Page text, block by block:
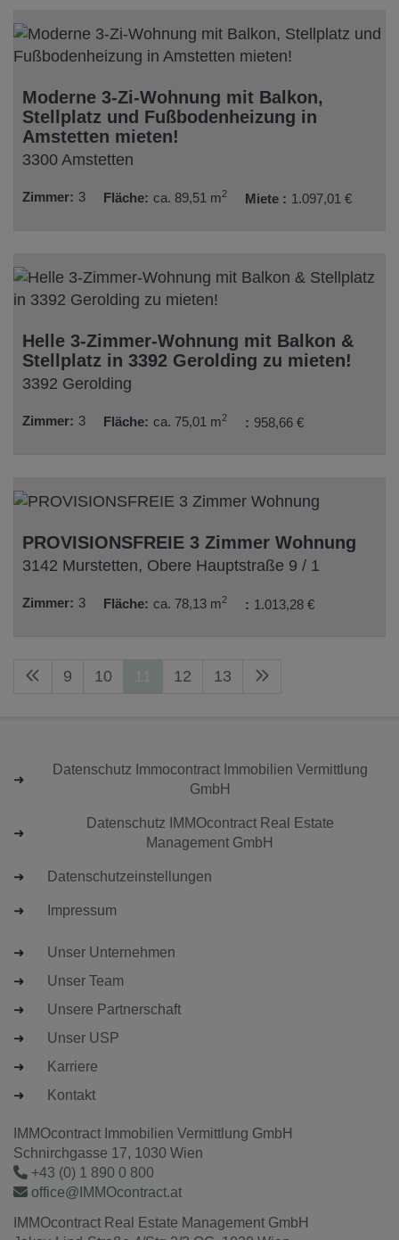
Moderne 3-Zi-Wohnung mit Balkon,
Stellplatz und Fußbodenheizung in
Amstetten mieten!
3300 Amstetten
Zimmer 3 Fläche ca. 89,51 m2 Miete 1.097,01 €
Helle 3-Zimmer-Wohnung mit Balkon &
Stellplatz in 3392 Gerolding zu mieten!
3392 Gerolding
Zimmer 3 Fläche ca. 75,01 m2 958,66 €
PROVISIONSFREIE 3 Zimmer Wohnung
3142 Murstetten, Obere Hauptstraße 9 / 1
Zimmer 3 Fläche ca. 78,13 m2 1.013,28 €
9 10 12 13
Datenschutz Immocontract Immobilien Vermittlung
GmbH
Datenschutz IMMOcontract Real Estate
Management GmbH
Datenschutzeinstellungen
Impressum
Unser Unternehmen
Unser Team
Unsere Partnerschaft
Unser USP
Karriere
Kontakt
IMMOcontract Immobilien Vermittlung GmbH
Schnirchgasse 17, 1030 Wien
+43 (0) 1 890 0 800
office@IMMOcontract.at
IMMOcontract Real Estate Management GmbH